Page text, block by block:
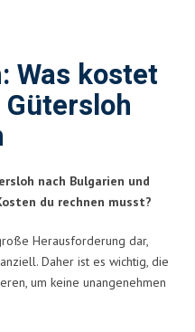
Was kostet
nach Bulgarien und
du rechnen musst?
Herausforderung dar,
Daher ist es wichtig, die
um keine unangenehmen